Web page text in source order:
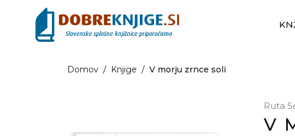
Domov / Knjige / V morju zrnce soli
Ruta
V